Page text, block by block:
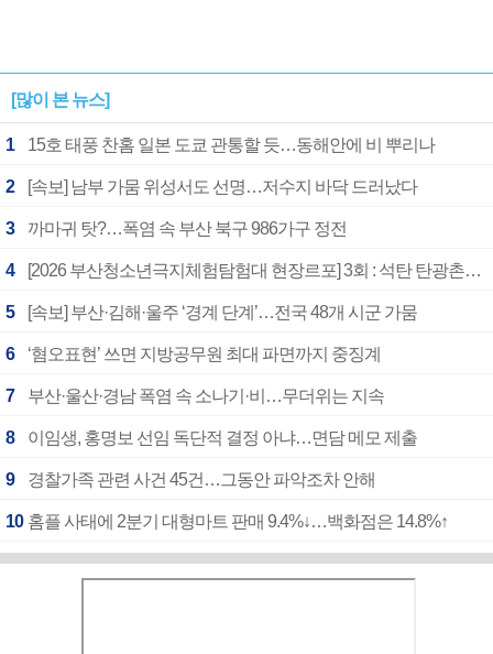
[많이 본 뉴스]
1 15호 태풍 찬홈 일본 도쿄 관통할 듯…동해안에 비 뿌리나
2 [속보] 남부 가뭄 위성서도 선명…저수지 바닥 드러났다
3 까마귀 탓?…폭염 속 부산 북구 986가구 정전
4 [2026 부산청소년극지체험탐험대 현장르포] 3회 : 석탄 탄광촌에서 북극 연구의 중심지로
5 [속보] 부산·김해·울주 ‘경계 단계’…전국 48개 시군 가뭄
6 ‘혐오표현’ 쓰면 지방공무원 최대 파면까지 중징계
7 부산·울산·경남 폭염 속 소나기·비…무더위는 지속
8 이임생, 홍명보 선임 독단적 결정 아냐…면담 메모 제출
9 경찰가족 관련 사건 45건…그동안 파악조차 안해
10 홈플 사태에 2분기 대형마트 판매 9.4%↓…백화점은 14.8%↑